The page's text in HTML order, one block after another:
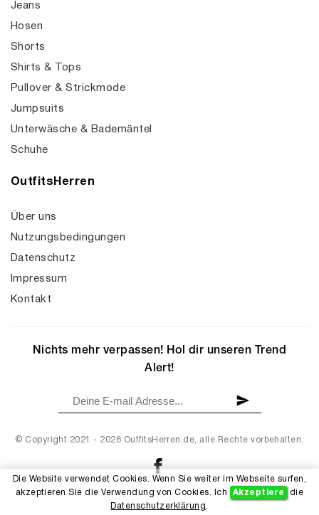
Jeans
Hosen
Shorts
Shirts & Tops
Pullover & Strickmode
Jumpsuits
Unterwäsche & Bademäntel
Schuhe
OutfitsHerren
Über uns
Nutzungsbedingungen
Datenschutz
Impressum
Kontakt
© Copyright 2021 - 2026 OutfitsHerren.de, alle Rechte vorbehalten.
Nichts mehr verpassen! Hol dir unseren Trend
Alert!
Die Website verwendet Cookies. Wenn Sie weiter im Webseite surfen,
akzeptieren Sie die Verwendung von Cookies. Ich
Akzeptiere
die
Datenschutzerklärung